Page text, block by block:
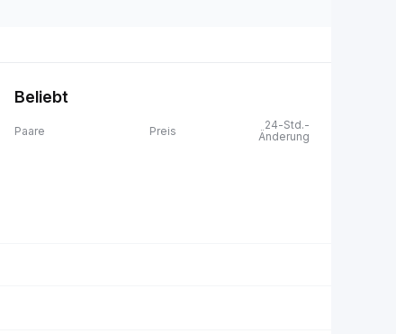
Beliebt
Paare Preis
24-Std.-
Änderung